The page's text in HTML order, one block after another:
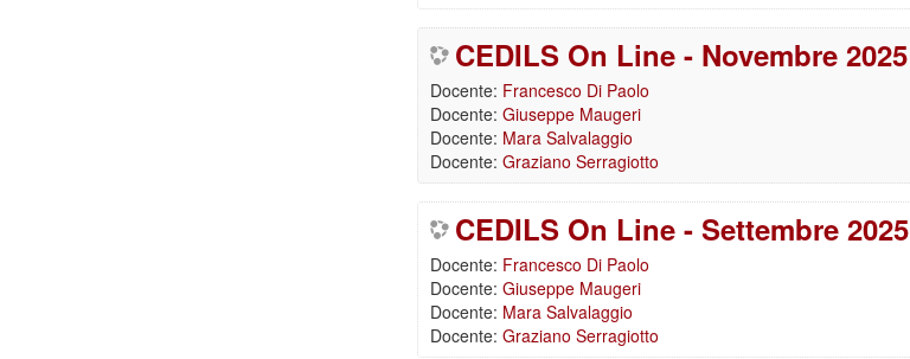
CEDILS On Line - Novembre 2025
Docente: Francesco Di Paolo
Docente: Giuseppe Maugeri
Docente: Mara Salvalaggio
Docente: Graziano Serragiotto
CEDILS On Line - Settembre 2025
Docente: Francesco Di Paolo
Docente: Giuseppe Maugeri
Docente: Mara Salvalaggio
Docente: Graziano Serragiotto